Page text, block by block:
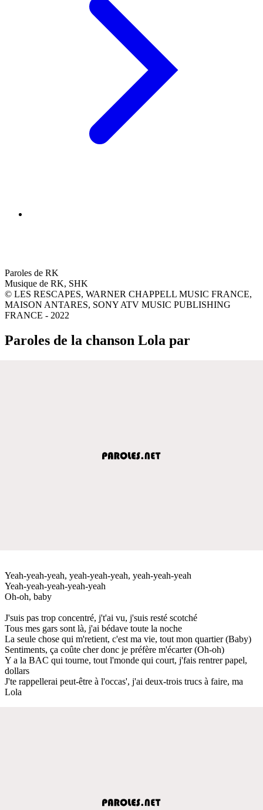
Paroles de RK
Musique de RK, SHK
© LES RESCAPES, WARNER CHAPPELL MUSIC FRANCE,
MAISON ANTARES, SONY ATV MUSIC PUBLISHING
FRANCE - 2022
Paroles de la chanson Lola par
Yeah-yeah-yeah, yeah-yeah-yeah, yeah-yeah-yeah
Yeah-yeah-yeah-yeah-yeah
Oh-oh, baby
J'suis pas trop concentré, j't'ai vu, j'suis resté scotché
Tous mes gars sont là, j'ai bédave toute la noche
La seule chose qui m'retient, c'est ma vie, tout mon quartier (Baby)
Sentiments, ça coûte cher donc je préfère m'écarter (Oh-oh)
Y a la BAC qui tourne, tout l'monde qui court, j'fais rentrer papel,
dollars
J'te rappellerai peut-être à l'occas', j'ai deux-trois trucs à faire, ma
Lola